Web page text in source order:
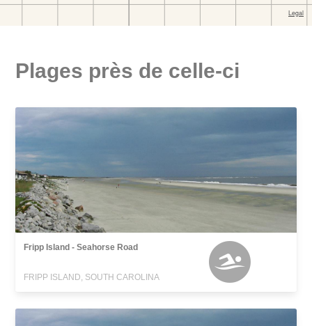
Plages près de celle-ci
Fripp Island - Seahorse Road
FRIPP ISLAND, SOUTH CAROLINA